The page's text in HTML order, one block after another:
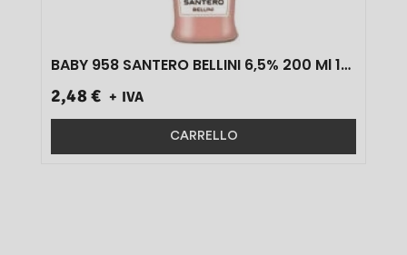
BABY 958 SANTERO BELLINI 6,5% 200 Ml 1
2,48 € + IVA
CARRELLO